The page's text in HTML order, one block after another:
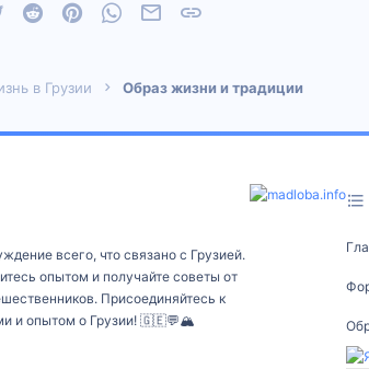
Twitter Reddit PinterestWhatsAppЭлектронная почта
в Грузии Образ жизни и традиции
всего, что связано с Грузией.
опытом и получайте советы от
Присоединяйтесь к
и опытом о Грузии! 🇬🇪💬🏔️